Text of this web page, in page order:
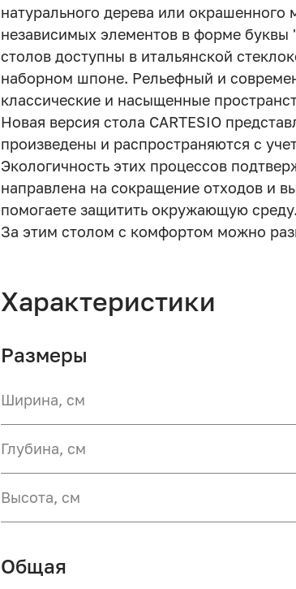
натурального дерева или окрашенного
независимых элементов в форме
столов доступны в итальянской
наборном шпоне. Рельефный и
классические и насыщенные
Новая версия стола CARTESIO
произведены и распространяются с
Экологичность этих процессов
направлена на сокращение отходов и
помогаете защитить окружающую среду.
За этим столом с комфортом можно
Характеристики
Размеры
Ширина, см
Глубина, см
Высота, см
Общая